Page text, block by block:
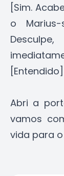
[Sim.
o
Abri a
vamos
vida para